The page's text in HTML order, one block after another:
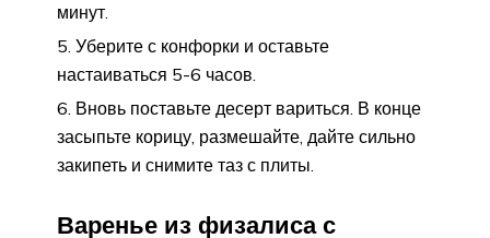
минут.
Уберите с конфорки и оставьте
настаиваться 5-6 часов.
Вновь поставьте десерт вариться. В конце
засыпьте корицу, размешайте, дайте сильно
закипеть и снимите таз с плиты.
Варенье из физалиса с